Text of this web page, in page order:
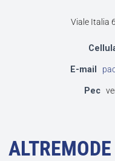
Viale Italia
E-mail
Pec